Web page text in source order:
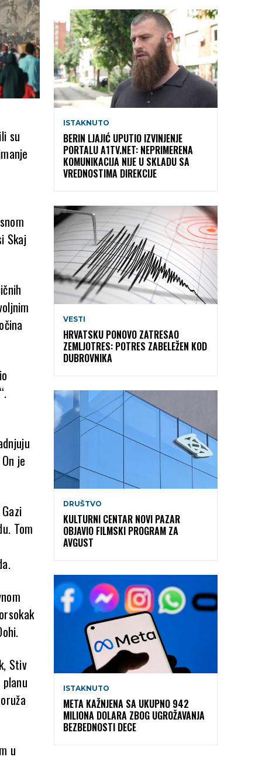
su
Skaj
je
Tom
Stiv
u
ISTAKNUTO
BERIN LJAJIĆ UPUTIO IZVINJENJE
PORTALU A1TV.NET: NEPRIMERENA
KOMUNIKACIJA NIJE U SKLADU SA
VREDNOSTIMA DIREKCIJE
VESTI
HRVATSKU PONOVO ZATRESAO
ZEMLJOTRES: POTRES ZABELEŽEN KOD
DUBROVNIKA
DRUŠTVO
KULTURNI CENTAR NOVI PAZAR
OBJAVIO FILMSKI PROGRAM ZA
AVGUST
ISTAKNUTO
META KAŽNJENA SA UKUPNO 942
MILIONA DOLARA ZBOG UGROŽAVANJA
BEZBEDNOSTI DECE